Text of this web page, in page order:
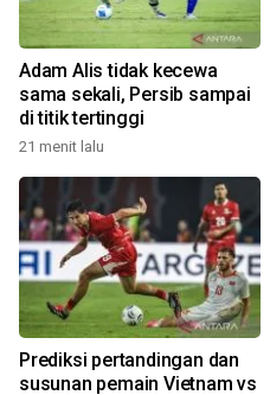
Adam Alis tidak kecewa
sama sekali, Persib sampai
di titik tertinggi
21 menit lalu
Prediksi pertandingan dan
susunan pemain Vietnam vs